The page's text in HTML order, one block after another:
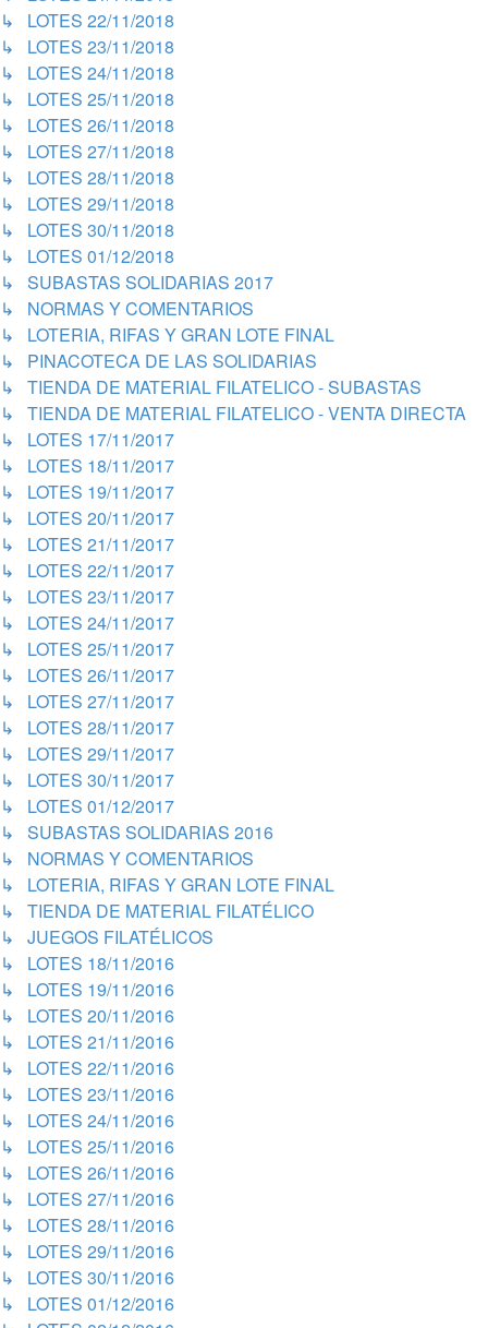
↳ LOTES 22/11/2018
↳ LOTES 23/11/2018
↳ LOTES 24/11/2018
↳ LOTES 25/11/2018
↳ LOTES 26/11/2018
↳ LOTES 27/11/2018
↳ LOTES 28/11/2018
↳ LOTES 29/11/2018
↳ LOTES 30/11/2018
↳ LOTES 01/12/2018
↳ SUBASTAS SOLIDARIAS 2017
↳ NORMAS Y COMENTARIOS
↳ LOTERIA, RIFAS Y GRAN LOTE FINAL
↳ PINACOTECA DE LAS SOLIDARIAS
↳ TIENDA DE MATERIAL FILATELICO - SUBASTAS
↳ TIENDA DE MATERIAL FILATELICO - VENTA DIRECTA
↳ LOTES 17/11/2017
↳ LOTES 18/11/2017
↳ LOTES 19/11/2017
↳ LOTES 20/11/2017
↳ LOTES 21/11/2017
↳ LOTES 22/11/2017
↳ LOTES 23/11/2017
↳ LOTES 24/11/2017
↳ LOTES 25/11/2017
↳ LOTES 26/11/2017
↳ LOTES 27/11/2017
↳ LOTES 28/11/2017
↳ LOTES 29/11/2017
↳ LOTES 30/11/2017
↳ LOTES 01/12/2017
↳ SUBASTAS SOLIDARIAS 2016
↳ NORMAS Y COMENTARIOS
↳ LOTERIA, RIFAS Y GRAN LOTE FINAL
↳ TIENDA DE MATERIAL FILATÉLICO
↳ JUEGOS FILATÉLICOS
↳ LOTES 18/11/2016
↳ LOTES 19/11/2016
↳ LOTES 20/11/2016
↳ LOTES 21/11/2016
↳ LOTES 22/11/2016
↳ LOTES 23/11/2016
↳ LOTES 24/11/2016
↳ LOTES 25/11/2016
↳ LOTES 26/11/2016
↳ LOTES 27/11/2016
↳ LOTES 28/11/2016
↳ LOTES 29/11/2016
↳ LOTES 30/11/2016
↳ LOTES 01/12/2016